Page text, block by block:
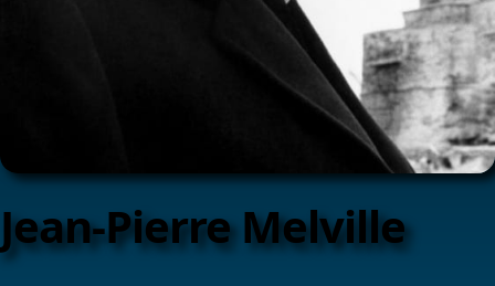
Jean-Pierre Melville